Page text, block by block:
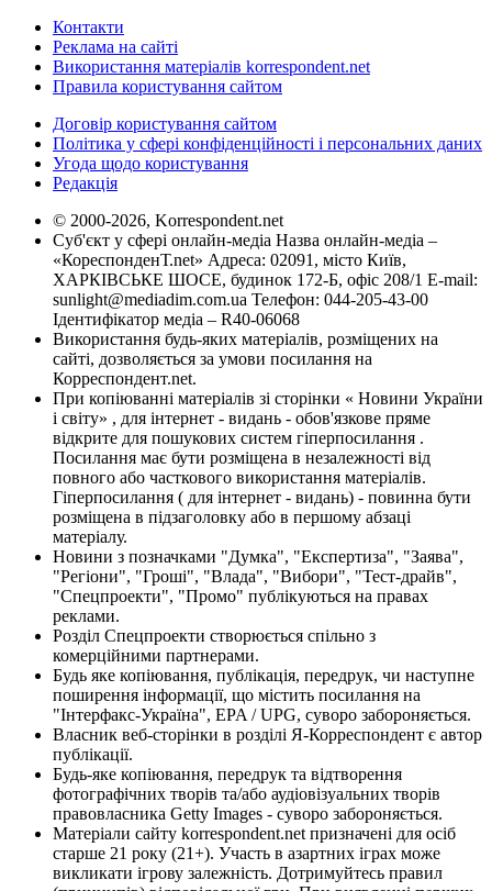
Контакти
Реклама на сайті
Використання матеріалів korrespondent.net
Правила користування сайтом
Договір користування сайтом
Політика у сфері конфіденційності і персональних даних
Угода щодо користування
Редакція
© 2000-2026, Korrespondent.net
Суб'єкт у сфері онлайн-медіа Назва онлайн-медіа –
«КореспонденТ.net» Адреса: 02091, місто Київ,
ХАРКІВСЬКЕ ШОСЕ, будинок 172-Б, офіс 208/1 E-mail:
sunlight@mediadim.com.ua Телефон: 044-205-43-00
Ідентифікатор медіа – R40-06068
Використання будь-яких матеріалів, розміщених на
сайті, дозволяється за умови посилання на
Корреспондент.net.
При копіюванні матеріалів зі сторінки « Новини України
і світу» , для інтернет - видань - обов'язкове пряме
відкрите для пошукових систем гіперпосилання .
Посилання має бути розміщена в незалежності від
повного або часткового використання матеріалів.
Гіперпосилання ( для інтернет - видань) - повинна бути
розміщена в підзаголовку або в першому абзаці
матеріалу.
Новини з позначками "Думка", "Експертиза", "Заява",
"Регіони", "Гроші", "Влада", "Вибори", "Тест-драйв",
"Спецпроекти", "Промо" публікуються на правах
реклами.
Розділ Спецпроекти створюється спільно з
комерційними партнерами.
Будь яке копіювання, публікація, передрук, чи наступне
поширення інформації, що містить посилання на
"Інтерфакс-Україна", EPA / UPG, суворо забороняється.
Власник веб-сторінки в розділі Я-Корреспондент є автор
публікації.
Будь-яке копіювання, передрук та відтворення
фотографічних творів та/або аудіовізуальних творів
правовласника Getty Images - суворо забороняється.
Матеріали сайту korrespondent.net призначені для осіб
старше 21 року (21+). Участь в азартних іграх може
викликати ігрову залежність. Дотримуйтесь правил